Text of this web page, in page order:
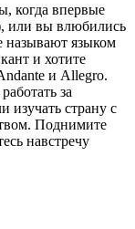
когда впервые
или вы влюбились
называют языком
и хотите
и Allegro.
за
изучать страну с
Поднимите
навстречу